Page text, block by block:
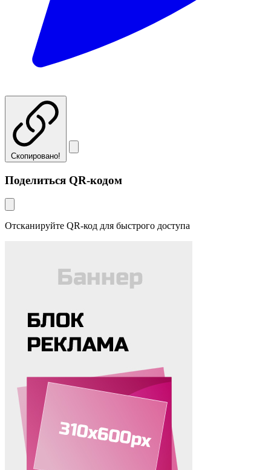
Скопировано!
Поделиться QR-кодом
Отсканируйте QR-код для быстрого доступа